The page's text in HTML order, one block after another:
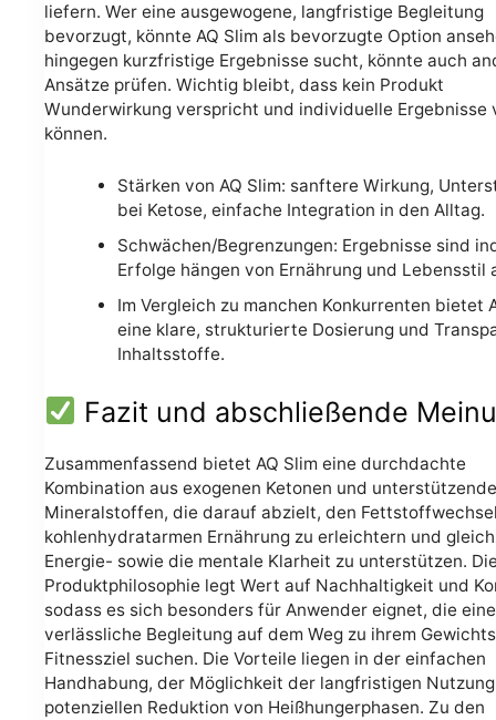
liefern. Wer eine ausgewogene, langfristige Begleitung
bevorzugt, könnte AQ Slim als bevorzugte Option
hingegen kurzfristige Ergebnisse sucht, könnte auch
Ansätze prüfen. Wichtig bleibt, dass kein Produkt
Wunderwirkung verspricht und individuelle Ergebnisse
können.
Stärken von AQ Slim: sanftere Wirkung,
bei Ketose, einfache Integration in den Alltag.
Schwächen/Begrenzungen: Ergebnisse sind
Erfolge hängen von Ernährung und Lebensstil
Im Vergleich zu manchen Konkurrenten bietet
eine klare, strukturierte Dosierung und
Inhaltsstoffe.
Fazit und abschließende
Zusammenfassend bietet AQ Slim eine durchdachte
Kombination aus exogenen Ketonen und
Mineralstoffen, die darauf abzielt, den
kohlenhydratarmen Ernährung zu erleichtern und
Energie- sowie die mentale Klarheit zu unterstützen.
Produktphilosophie legt Wert auf Nachhaltigkeit und
sodass es sich besonders für Anwender eignet, die eine
verlässliche Begleitung auf dem Weg zu ihrem
Fitnessziel suchen. Die Vorteile liegen in der einfachen
Handhabung, der Möglichkeit der langfristigen
potenziellen Reduktion von Heißhungerphasen. Zu den